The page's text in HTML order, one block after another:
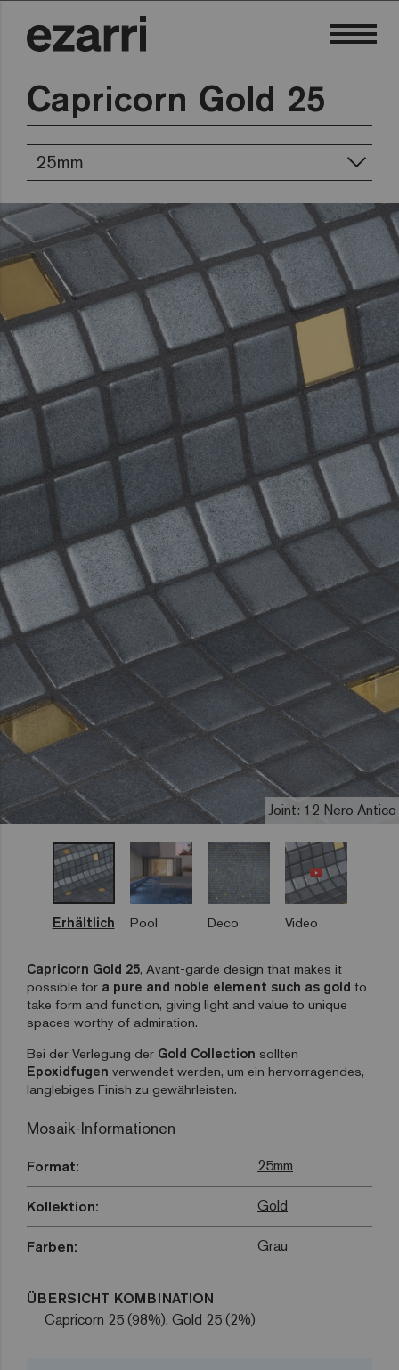
Capricorn Gold 25
25mm
Joint: 12 Nero Antico
Erhältlich Pool Deco Video
Capricorn Gold 25, Avant-garde design that makes it
possible for a pure and noble element such as gold to
take form and function, giving light and value to unique
spaces worthy of admiration.
Bei der Verlegung der Gold Collection sollten
Epoxidfugen verwendet werden, um ein hervorragendes,
langlebiges Finish zu gewährleisten.
Mosaik-Informationen
Format: 25mm
Kollektion: Gold
Farben: Grau
ÜBERSICHT KOMBINATION
Capricorn 25 (98%), Gold 25 (2%)